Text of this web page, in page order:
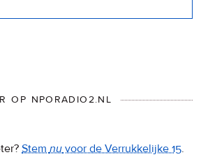
OP NPORADIO2.NL
Stemnuvoor de Verrukkelijke 15.